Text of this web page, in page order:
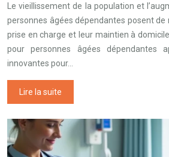
Le vieillissement de la population et
personnes âgées dépendantes posent de
prise en charge et leur maintien à
pour personnes âgées dépendantes
innovantes pour…
Lire la suite